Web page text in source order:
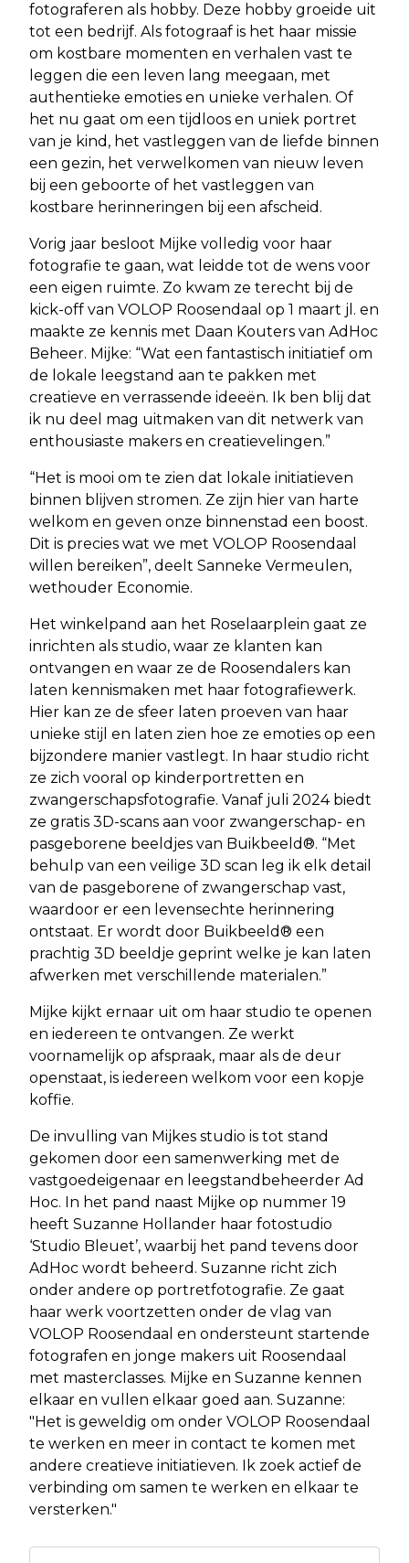
fotograferen als hobby. Deze hobby groeide uit
tot een bedrijf. Als fotograaf is het haar missie
om kostbare momenten en verhalen vast te
leggen die een leven lang meegaan, met
authentieke emoties en unieke verhalen. Of
het nu gaat om een tijdloos en uniek portret
van je kind, het vastleggen van de liefde binnen
een gezin, het verwelkomen van nieuw leven
bij een geboorte of het vastleggen van
kostbare herinneringen bij een afscheid.
Vorig jaar besloot Mijke volledig voor haar
fotografie te gaan, wat leidde tot de wens voor
een eigen ruimte. Zo kwam ze terecht bij de
kick-off van VOLOP Roosendaal op 1 maart jl. en
maakte ze kennis met Daan Kouters van AdHoc
Beheer. Mijke: “Wat een fantastisch initiatief om
de lokale leegstand aan te pakken met
creatieve en verrassende ideeën. Ik ben blij dat
ik nu deel mag uitmaken van dit netwerk van
enthousiaste makers en creatievelingen.”
“Het is mooi om te zien dat lokale initiatieven
binnen blijven stromen. Ze zijn hier van harte
welkom en geven onze binnenstad een boost.
Dit is precies wat we met VOLOP Roosendaal
willen bereiken”, deelt Sanneke Vermeulen,
wethouder Economie.
Het winkelpand aan het Roselaarplein gaat ze
inrichten als studio, waar ze klanten kan
ontvangen en waar ze de Roosendalers kan
laten kennismaken met haar fotografiewerk.
Hier kan ze de sfeer laten proeven van haar
unieke stijl en laten zien hoe ze emoties op een
bijzondere manier vastlegt. In haar studio richt
ze zich vooral op kinderportretten en
zwangerschapsfotografie. Vanaf juli 2024 biedt
ze gratis 3D-scans aan voor zwangerschap- en
pasgeborene beeldjes van Buikbeeld®. “Met
behulp van een veilige 3D scan leg ik elk detail
van de pasgeborene of zwangerschap vast,
waardoor er een levensechte herinnering
ontstaat. Er wordt door Buikbeeld® een
prachtig 3D beeldje geprint welke je kan laten
afwerken met verschillende materialen.”
Mijke kijkt ernaar uit om haar studio te openen
en iedereen te ontvangen. Ze werkt
voornamelijk op afspraak, maar als de deur
openstaat, is iedereen welkom voor een kopje
koffie.
De invulling van Mijkes studio is tot stand
gekomen door een samenwerking met de
vastgoedeigenaar en leegstandbeheerder Ad
Hoc. In het pand naast Mijke op nummer 19
heeft Suzanne Hollander haar fotostudio
‘Studio Bleuet’, waarbij het pand tevens door
AdHoc wordt beheerd. Suzanne richt zich
onder andere op portretfotografie. Ze gaat
haar werk voortzetten onder de vlag van
VOLOP Roosendaal en ondersteunt startende
fotografen en jonge makers uit Roosendaal
met masterclasses. Mijke en Suzanne kennen
elkaar en vullen elkaar goed aan. Suzanne:
"Het is geweldig om onder VOLOP Roosendaal
te werken en meer in contact te komen met
andere creatieve initiatieven. Ik zoek actief de
verbinding om samen te werken en elkaar te
versterken."